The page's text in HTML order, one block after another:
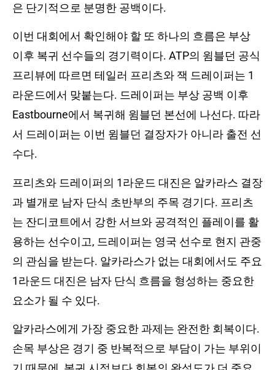
은 단기적으로 분명한 공백이다.
이번 대회에서 확인해야 할 또 하나의 흐름은 부상
이후 복귀 선수들의 경기력이다. ATP의 윔블던 공식
프리뷰에 따르면 테일러 프리츠와 잭 드레이퍼는 1
라운드에서 맞붙는다. 드레이퍼는 부상 공백 이후
Eastbourne에서 복귀해 윔블던 본선에 나선다. 따라
서 드레이퍼는 이번 윔블던 결장자가 아니라 출전 선
수다.
프리츠와 드레이퍼의 1라운드 대진은 알카라스 결장
과 별개로 남자 단식 초반부의 주목 경기다. 프리츠
는 잔디코트에서 강한 서브와 공격적인 플레이를 활
용하는 선수이고, 드레이퍼는 영국 선수로 현지 관중
의 관심을 받는다. 알카라스가 없는 대회에서도 주요
1라운드 대진은 남자 단식 흐름을 형성하는 중요한
요소가 될 수 있다.
알카라스에게 가장 중요한 과제는 완전한 회복이다.
손목 부상은 경기 중 반복적으로 부담이 가는 부위이